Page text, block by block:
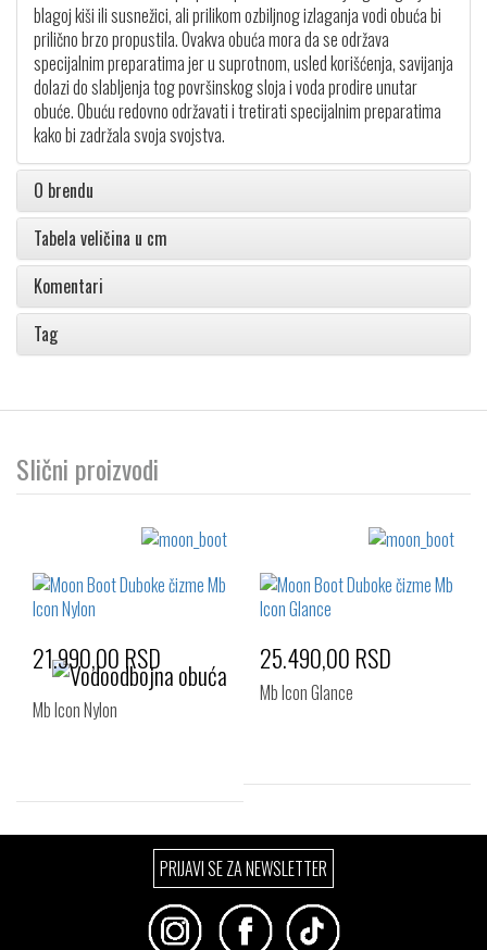
blagoj kiši ili susnežici, ali prilikom ozbiljnog izlaganja vodi obuća bi
prilično brzo propustila. Ovakva obuća mora da se održava
specijalnim preparatima jer u suprotnom, usled korišćenja, savijanja
dolazi do slabljenja tog površinskog sloja i voda prodire unutar
obuće. Obuću redovno održavati i tretirati specijalnim preparatima
kako bi zadržala svoja svojstva.
O brendu
Tabela veličina u cm
Komentari
Tag
Slični proizvodi
Izaberi željeni broj:
21.990,00 RSD
Mb Icon Nylon
25.490,00 RSD
Mb Icon Glance
PRIJAVI SE ZA NEWSLETTER